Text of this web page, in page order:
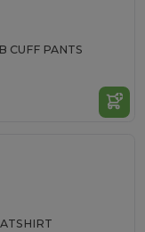
CUFF PANTS